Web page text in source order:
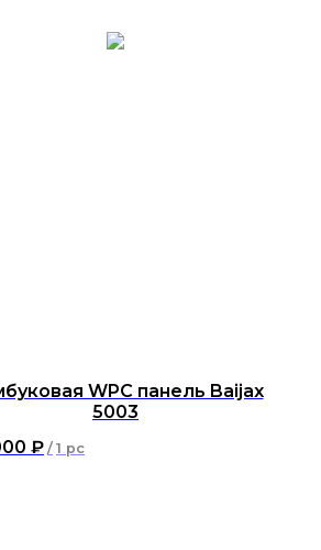
WPC панель Baijax
5003
₽ / 1 pc